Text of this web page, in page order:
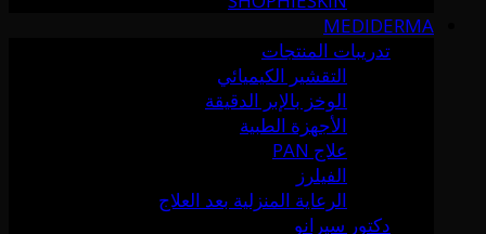
MEDIDERMA
تدريبات المنتجات
التقشير الكيميائي
الوخز بالإبر الدقيقة
الأجهزة الطبية
علاج PAN
الفيلرز
الرعاية المنزلية بعد العلاج
دكتور سيرانو